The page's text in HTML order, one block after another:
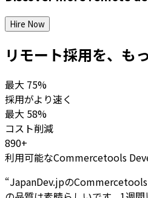
Hire Now
リモート採用を、も
最大 75%
採用がより速く
最大 58%
コスト削減
890+
利用可能なCommercetools
“JapanDev.jpの